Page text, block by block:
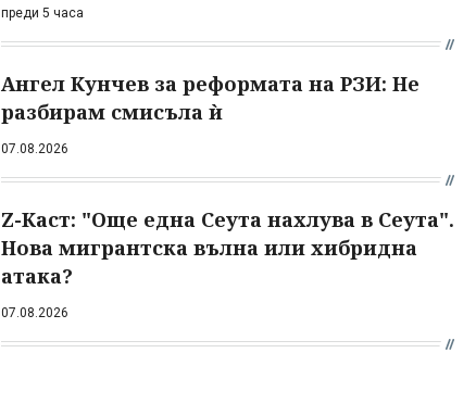
преди 5 часа
Ангел Кунчев за реформата на РЗИ: Не
разбирам смисъла ѝ
07.08.2026
Z-Каст: "Още една Сеута нахлува в Сеута".
Нова мигрантска вълна или хибридна
атака?
07.08.2026